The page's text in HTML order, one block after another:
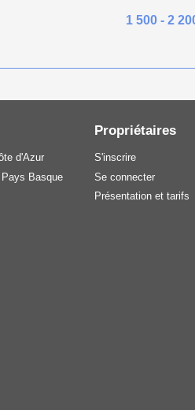
1 500 - 2
d'Azur
Basque
Propriétaires
S'inscrire
Se connecter
Présentation et tarifs